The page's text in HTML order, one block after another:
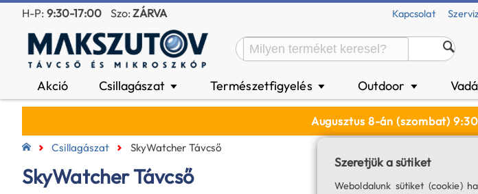
H-P: 9:30-17:00 Szo:ZÁRVA Kapcsolat Szerviz
Akció Csillagászat ▼ Természetfigyelés ▼ Outdoor ▼
Augusztus 8-án (szombat)
Csillagászat SkyWatcher Távcső
SkyWatcher Távcső
Szeretjük a sütiket
Weboldalunk sütiket (cookie)